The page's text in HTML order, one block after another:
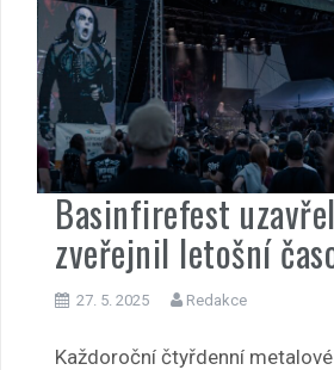
Basinfirefest
zveřejnil letošní
27. 5. 2025 Redakce
Každoroční čtyřdenní